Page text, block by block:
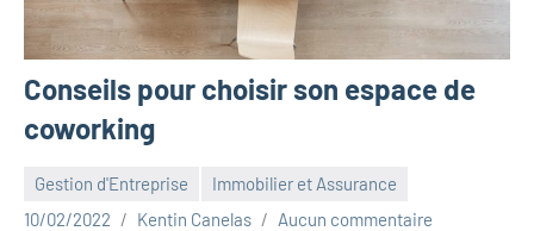
Conseils pour choisir son espace de
coworking
Gestion d'Entreprise
Immobilier et Assurance
10/02/2022
Kentin Canelas Aucun commentaire